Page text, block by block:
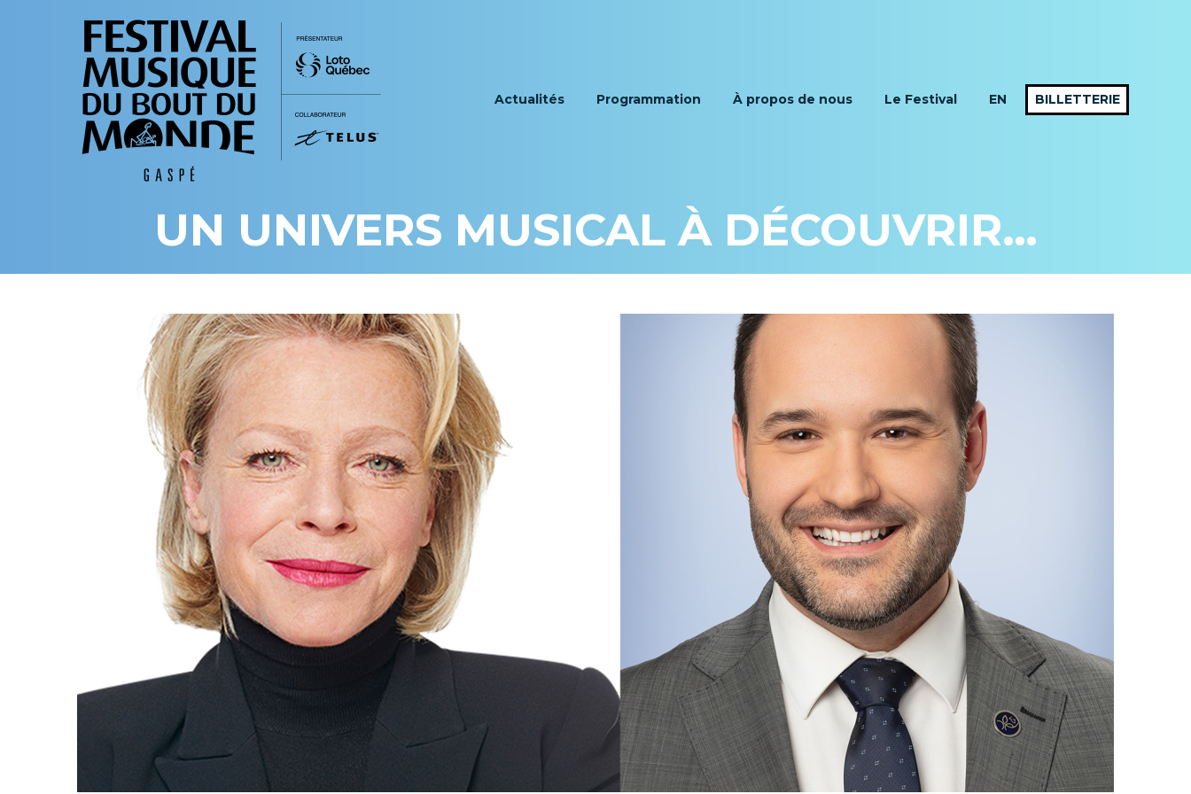
Actualités Programmation À propos de nous Le Festival EN BILLETTERIE
UN UNIVERS MUSICAL À DÉCOUVRIR…